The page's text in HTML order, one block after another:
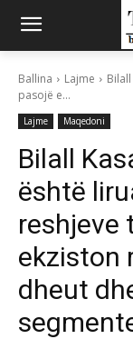
Ballina Lajme
pasojë e...
Lajme Maqedoni
Bilall
është
reshjeve
ekziston
dheut